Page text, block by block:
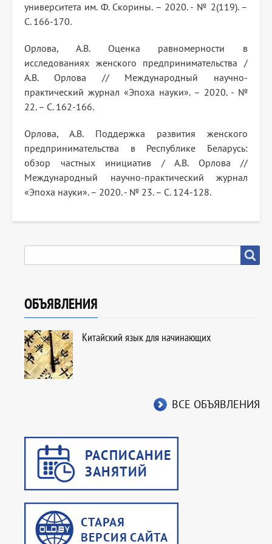
университета им. Ф. Скорины. – 2020. - № 2(119). –
С. 166-170.
Орлова, А.В. Оценка равномерности в
исследованиях женского предпринимательства /
А.В. Орлова // Международный научно-
практический журнал «Эпоха науки». – 2020. - №
22. – С. 162-166.
Орлова, А.В. Поддержка развития женского
предпринимательства в Республике Беларусь:
обзор частных инициатив / А.В. Орлова //
Международный научно-практический журнал
«Эпоха науки». – 2020. - № 23. – С. 124-128.
ОБЪЯВЛЕНИЯ
Китайский язык для начинающих
ВСЕ ОБЪЯВЛЕНИЯ